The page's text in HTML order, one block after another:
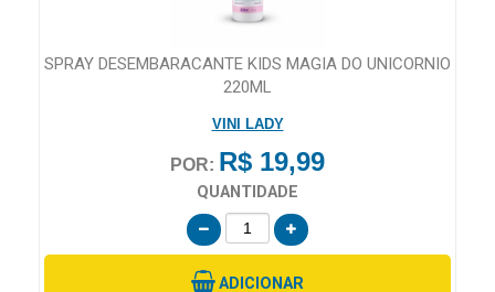
SPRAY DESEMBARACANTE KIDS MAGIA DO UNICORNIO
220ML
VINI LADY
POR: R$ 19,99
QUANTIDADE
ADICIONAR